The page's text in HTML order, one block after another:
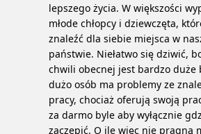
lepszego życia. W większości
młode chłopcy i dziewczęta,
znaleźć dla siebie miejsca w
państwie. Niełatwo się dziwić,
chwili obecnej jest bardzo duże
dużo osób ma problemy ze
pracy, chociaż oferują swoją
za darmo byle aby wyłącznie
zaczepić. O ile więc nie pragną